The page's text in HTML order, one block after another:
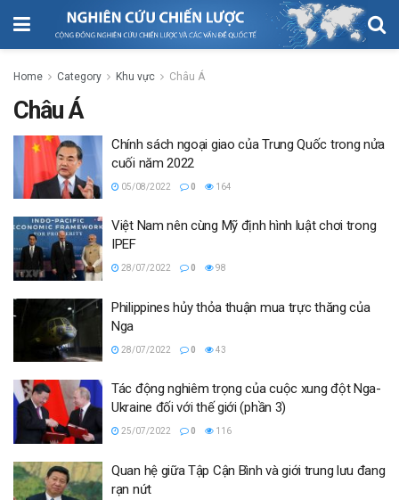
Home Category Khu vực Châu Á
Châu Á
Chính sách ngoại giao của Trung Quốc trong nửa
cuối năm 2022
05/08/2022 0 164
Việt Nam nên cùng Mỹ định hình luật chơi trong
IPEF
28/07/2022 0 98
Philippines hủy thỏa thuận mua trực thăng của
Nga
28/07/2022 0 43
Tác động nghiêm trọng của cuộc xung đột Nga-
Ukraine đối với thế giới (phần 3)
25/07/2022 0 116
Quan hệ giữa Tập Cận Bình và giới trung lưu đang
rạn nứt